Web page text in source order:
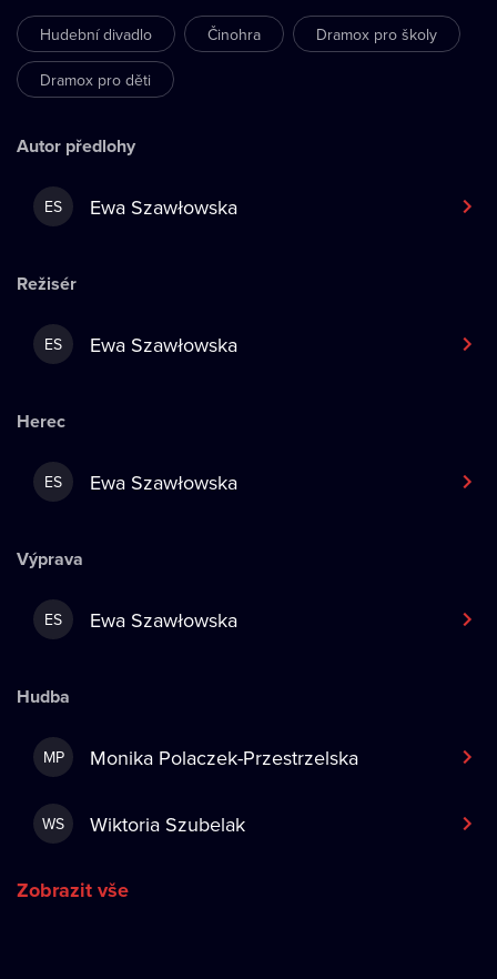
Hudební divadlo Činohra Dramox pro školy
Dramox pro děti
Autor předlohy
ES Ewa Szawłowska
Režisér
ES Ewa Szawłowska
Herec
ES Ewa Szawłowska
Výprava
ES Ewa Szawłowska
Hudba
MP Monika Polaczek-Przestrzelska
WS Wiktoria Szubelak
Zobrazit vše